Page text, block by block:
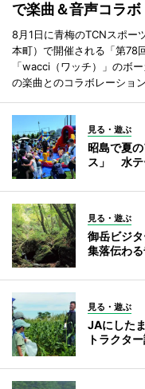
で楽曲＆音声コラボ
8月1日に青梅のTCNスポー
本町）で開催される「第78
「wacci（ワッチ）」のボ
の楽曲とのコラボレーショ
見る・遊ぶ
昭島で夏
ス」 水テ
見る・遊ぶ
御岳ビジ
集落伝わ
見る・遊ぶ
JAにした
トラクタ